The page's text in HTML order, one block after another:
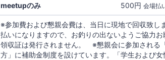
meetupのみ 500円 会場払
※参加費および懇親会費は、当日に現地で回収致し
払いになりますので、お釣りの出ないようご協力
領収証は発行されません。 ※懇親会に参加される
方」に補助金制度を設けています。「学生および